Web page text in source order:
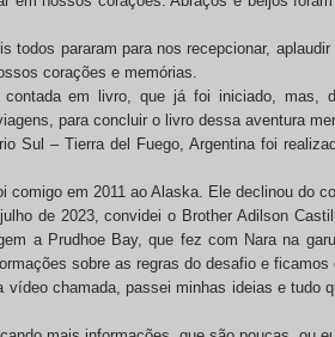
todos pararam para nos recepcionar,
corações e memórias.
em livro, que já foi iniciado, mas,
para concluir o livro dessa aventura
Sul – Tierra del Fuego, Argentina foi
comigo em 2011 ao Alaska. Ele declinou do
de 2023, convidei o Brother Adilson
a Prudhoe Bay, que fez com Nara na
sobre as regras do desafio e ficamos
chamada, passei minhas ideias e tudo